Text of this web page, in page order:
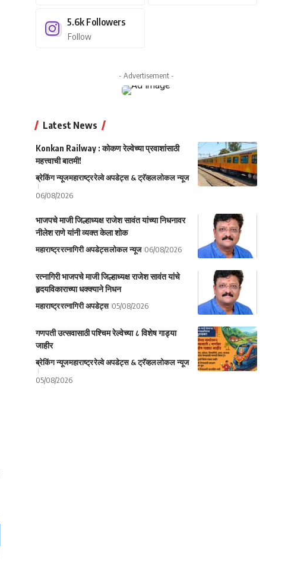
5.6k Followers
Follow
- Advertisement -
Latest News
Konkan Railway : कोकण रेल्वेच्या प्रवाशांसाठी
महत्त्वाची बातमी!
ब्रेकिंग न्यूजमहाराष्ट्ररेल्वे अपडेट्स & ट्रॅव्हललोकल न्यूज
06/08/2026
भाजपचे माजी जिल्हाध्यक्ष राजेश सावंत यांच्या निधनावर
नीलेश राणे यांनी व्यक्त केला शोक
महाराष्ट्ररत्नागिरी अपडेट्सलोकल न्यूज 06/08/2026
रत्नागिरी भाजपचे माजी जिल्हाध्यक्ष राजेश सावंत यांचे
हृदयविकाराच्या धक्क्याने निधन
महाराष्ट्ररत्नागिरी अपडेट्स 05/08/2026
गणपती उत्सवासाठी पश्चिम रेल्वेच्या ८ विशेष गाड्या
जाहीर
ब्रेकिंग न्यूजमहाराष्ट्ररेल्वे अपडेट्स & ट्रॅव्हललोकल न्यूज
05/08/2026